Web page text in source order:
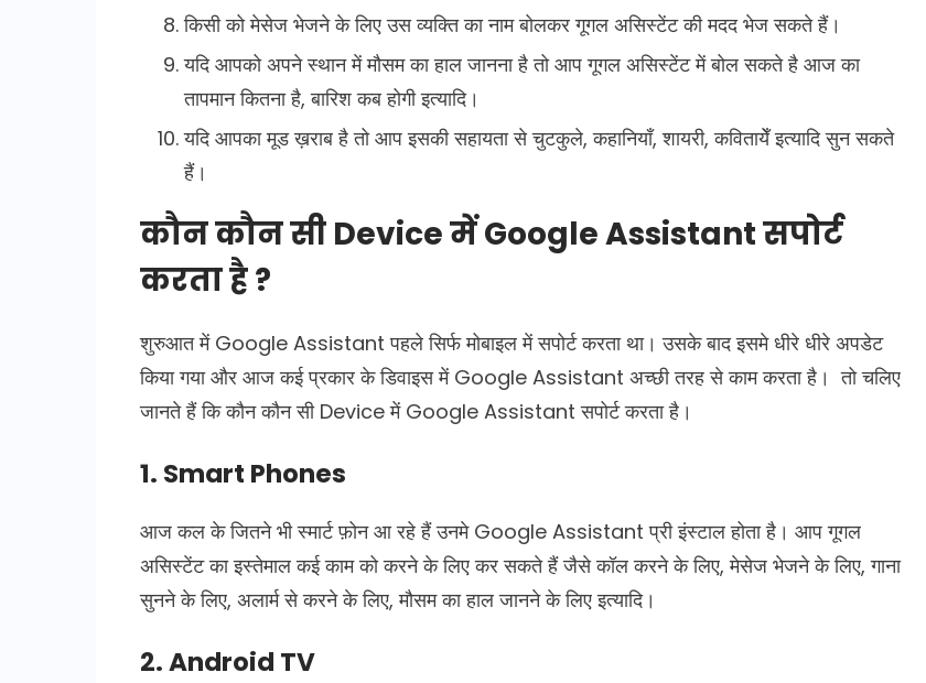
किसी को मेसेज भेजने के लिए उस व्यक्ति का नाम बोलकर गूगल असिस्टेंट की मदद भेज सकते हैं।
यदि आपको अपने स्थान में मौसम का हाल जानना है तो आप गूगल असिस्टेंट में बोल सकते है आज का
तापमान कितना है, बारिश कब होगी इत्यादि।
यदि आपका मूड ख़राब है तो आप इसकी सहायता से चुटकुले, कहानियाँ, शायरी, कवितायेँ इत्यादि सुन सकते
हैं।
कौन कौन सी Device में Google Assistant सपोर्ट
करता है ?
शुरुआत में Google Assistant पहले सिर्फ मोबाइल में सपोर्ट करता था। उसके बाद इसमे धीरे धीरे अपडेट
किया गया और आज कई प्रकार के डिवाइस में Google Assistant अच्छी तरह से काम करता है। तो चलिए
जानते हैं कि कौन कौन सी Device में Google Assistant सपोर्ट करता है।
1. Smart Phones
आज कल के जितने भी स्मार्ट फ़ोन आ रहे हैं उनमे Google Assistant प्री इंस्टाल होता है। आप गूगल
असिस्टेंट का इस्तेमाल कई काम को करने के लिए कर सकते हैं जैसे कॉल करने के लिए, मेसेज भेजने के लिए, गाना
सुनने के लिए, अलार्म से करने के लिए, मौसम का हाल जानने के लिए इत्यादि।
2. Android TV